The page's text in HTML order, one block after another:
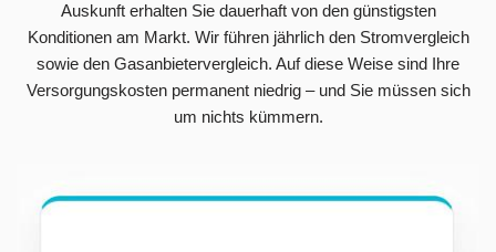
Auskunft erhalten Sie dauerhaft von den günstigsten
Konditionen am Markt. Wir führen jährlich den Stromvergleich
sowie den Gasanbietervergleich. Auf diese Weise sind Ihre
Versorgungskosten permanent niedrig – und Sie müssen sich
um nichts kümmern.